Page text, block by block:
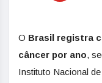
O Brasil ​​registra​​
câncer por ano,
Instituto Nacional